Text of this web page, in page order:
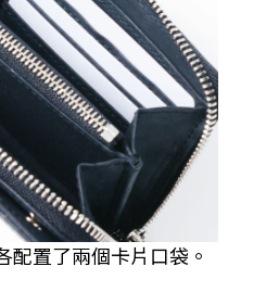
配置了兩個卡片口袋。